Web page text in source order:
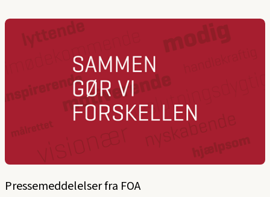
Pressemeddelelser fra FOA